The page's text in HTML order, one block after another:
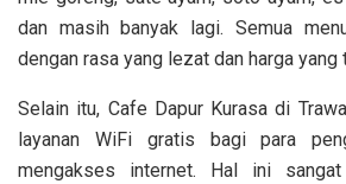
dan masih banyak lagi. Semua
dengan rasa yang lezat dan harga yang
Selain itu, Cafe Dapur Kurasa di
layanan WiFi gratis bagi para
mengakses internet. Hal ini sangat